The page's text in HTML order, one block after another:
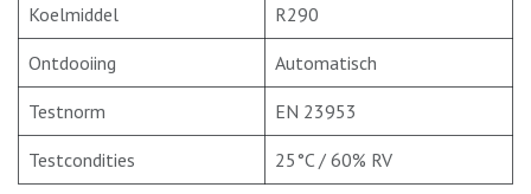
Koelmiddel R290
Ontdooiing Automatisch
Testnorm EN 23953
Testcondities 25°C / 60% RV